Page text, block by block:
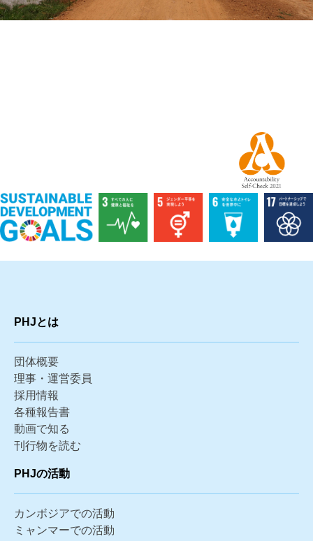
PHJとは
団体概要
理事・運営委員
採用情報
各種報告書
動画で知る
刊行物を読む
PHJの活動
カンボジアでの活動
ミャンマーでの活動